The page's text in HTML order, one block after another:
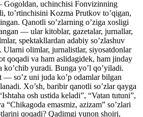
uchinchisi Fonvizinning
to’rtinchisini Kozma Prutkov to’qigan,
Qanotli so’zlarning o’ziga xosligi
— ular kitoblar, gazetalar, jurnallar,
spektakllardan adabiy so’zlashuv
olimlar, jurnalistlar, siyosatdonlar
qoqadi va ham aslidagidek, ham jinday
ko’chib yuradi. Bunga yo’l qo’yiladi.
— so’z uni juda ko’p odamlar bilgan
Xo’sh, baribir qanotli so’zlar qayga
osh ustida keladi”, “Vatan tutuni”,
“Chikagoda emasmiz, azizam” so’zlari
qoqadi? Qadimgi yunon shoiri,